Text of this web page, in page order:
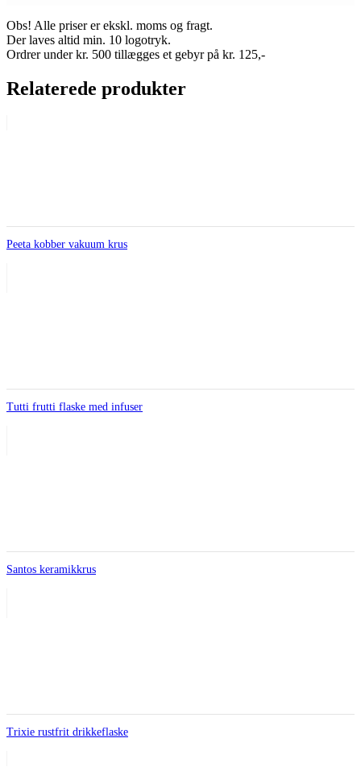
Obs! Alle priser er ekskl. moms og fragt.
Der laves altid min. 10 logotryk.
Ordrer under kr. 500 tillægges et gebyr på kr. 125,-
Relaterede produkter
Peeta kobber vakuum krus
Tutti frutti flaske med infuser
Santos keramikkrus
Trixie rustfrit drikkeflaske